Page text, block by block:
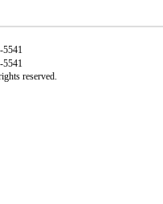
5541
5541
reserved.